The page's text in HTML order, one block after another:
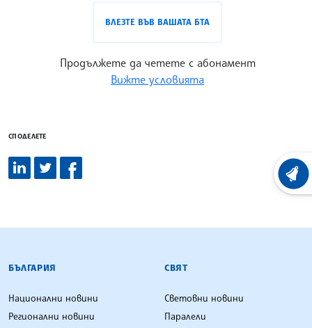
ВЛЕЗТЕ ВЪВ ВАШАТА БТА
Продължете да четете с абонамент
Вижте условията
СПОДЕЛЕТЕ
БЪЛГАРСКА ТЕЛЕГРАФНА АГЕНЦИЯ
БЪЛГАРИЯ
Национални новини
Регионални новини
СВЯТ
Световни новини
Паралели